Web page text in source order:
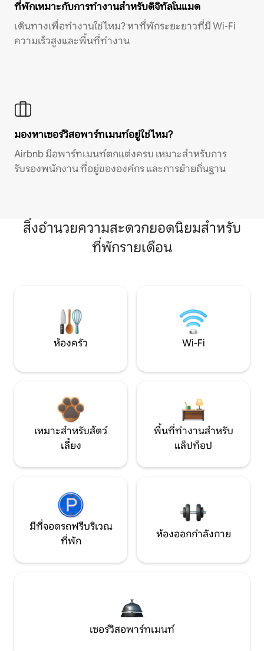
ที่พักเหมาะกับการทำงานสำหรับดิจิทัลโนแมด
เดินทางเพื่อทำงานใช่ไหม? หาที่พักระยะยาวที่มี Wi-Fi
ความเร็วสูงและพื้นที่ทำงาน
มองหาเซอร์วิสอพาร์ทเมนท์อยู่ใช่ไหม?
Airbnb มีอพาร์ทเมนท์ตกแต่งครบ เหมาะสำหรับการ
รับรองพนักงาน ที่อยู่ขององค์กร และการย้ายถิ่นฐาน
สิ่งอำนวยความสะดวกยอดนิยมสำหรับ
ที่พักรายเดือน
ห้องครัว Wi-Fi
เหมาะสำหรับสัตว์
เลี้ยง
พื้นที่ทำงานสำหรับ
แล็ปท็อป
มีที่จอดรถฟรีบริเวณ
ที่พัก
ห้องออกกำลังกาย
เซอร์วิสอพาร์ทเมนท์